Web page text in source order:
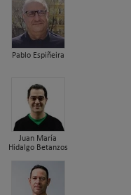
Pablo Espiñeira
Juan María
Hidalgo Betanzos